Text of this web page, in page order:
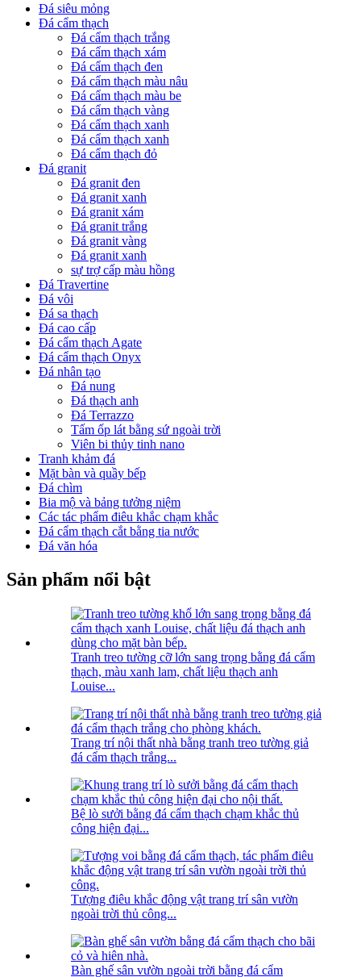
Đá siêu mỏng
Đá cẩm thạch
Đá cẩm thạch trắng
Đá cẩm thạch xám
Đá cẩm thạch đen
Đá cẩm thạch màu nâu
Đá cẩm thạch màu be
Đá cẩm thạch vàng
Đá cẩm thạch xanh
Đá cẩm thạch xanh
Đá cẩm thạch đỏ
Đá granit
Đá granit đen
Đá granit xanh
Đá granit xám
Đá granit trắng
Đá granit vàng
Đá granit xanh
sự trợ cấp màu hồng
Đá Travertine
Đá vôi
Đá sa thạch
Đá cao cấp
Đá cẩm thạch Agate
Đá cẩm thạch Onyx
Đá nhân tạo
Đá nung
Đá thạch anh
Đá Terrazzo
Tấm ốp lát bằng sứ ngoài trời
Viên bi thủy tinh nano
Tranh khảm đá
Mặt bàn và quầy bếp
Đá chìm
Bia mộ và bảng tưởng niệm
Các tác phẩm điêu khắc chạm khắc
Đá cẩm thạch cắt bằng tia nước
Đá văn hóa
Sản phẩm nổi bật
Tranh treo tường cỡ lớn sang trọng bằng đá cẩm
thạch, màu xanh lam, chất liệu thạch anh
Louise...
Trang trí nội thất nhà bằng tranh treo tường giả
đá cẩm thạch trắng...
Bệ lò sưởi bằng đá cẩm thạch chạm khắc thủ
công hiện đại...
Tượng điêu khắc động vật trang trí sân vườn
ngoài trời thủ công...
Bàn ghế sân vườn ngoài trời bằng đá cẩm